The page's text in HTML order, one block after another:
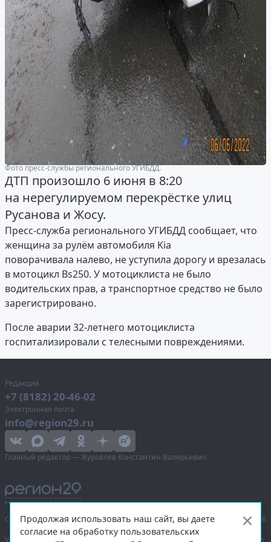
Фото пресс-службы регионального УГИБДД.
ДТП произошло 6 июня в 8:20
на нерегулируемом перекрёстке улиц
Русанова и Жосу.
Пресс-служба регионального УГИБДД сообщает, что
женщина за рулём автомобиля Kia
поворачивала налево, не уступила дорогу и врезалась
в мотоцикл Bs250. У мотоциклиста не было
водительских прав, а транспортное средство не было
зарегистрировано.
После аварии 32-летнего мотоциклиста
госпитализировали с телесными повреждениями.
Редакция
+7 (8182) 20-46-02
Электронная почта
info@region29.ru
Главный редактор — Журавлёв Константин Валерьевич
Сетевое издание «Информационное агентство Регион 29»,
© 2016–2026
Продолжая использовать наш сайт, вы даете
согласие на обработку пользовательских